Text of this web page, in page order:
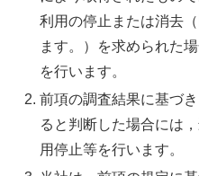
利用の停止または消去
ます。）を求められた
を行います。
前項の調査結果に基づ
ると判断した場合には
用停止等を行います。